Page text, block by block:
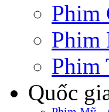
Phim
Phim
Phim
Quốc